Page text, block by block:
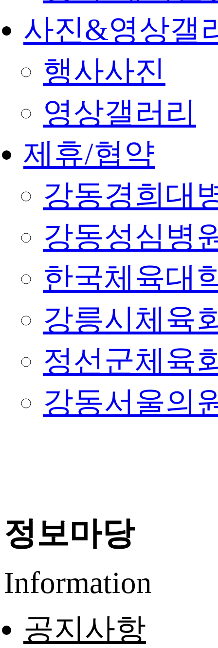
사진&영상갤
행사사진
영상갤러리
제휴/협약
강동경희대
강동성심병
한국체육대
강릉시체육
정선군체육
강동서울의
정보마당
Information
공지사항